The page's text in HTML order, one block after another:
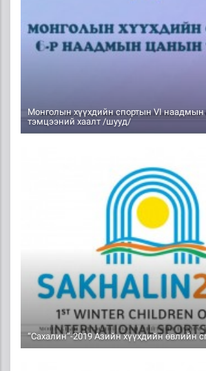
Монголын хүүхдийн спортын VI
тэмцээний хаалт /шууд/
“Сахалин”-2019 Азийн хүүхдийн өвлийн